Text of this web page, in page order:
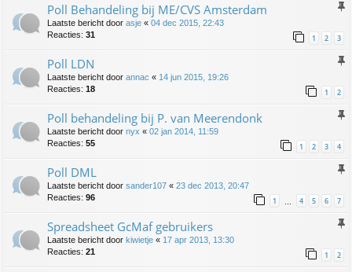
Poll Behandeling bij ME/CVS Amsterdam
Laatste bericht door asje « 04 dec 2015, 22:43
Reacties: 31 1 2 3
Poll LDN
Laatste bericht door annac « 14 jun 2015, 19:26
Reacties: 18 1 2
Poll behandeling bij P. van Meerendonk
Laatste bericht door nyx « 02 jan 2014, 11:59
Reacties: 55 1 2 3 4
Poll DML
Laatste bericht door sander107 « 23 dec 2013, 20:47
Reacties: 96 1 4 5 6 7
Spreadsheet GcMaf gebruikers
Laatste bericht door kiwietje « 17 apr 2013, 13:30
Reacties: 21 1 2